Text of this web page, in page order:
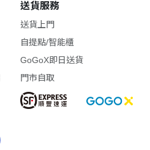
送貨服務
送貨上門
自提點/智能櫃
GoGoX即日送貨
門市自取